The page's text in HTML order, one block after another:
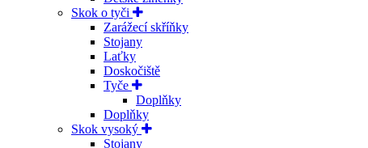
Skok o tyči
Zarážecí skříňky
Stojany
Laťky
Doskočiště
Tyče
Doplňky
Doplňky
Skok vysoký
Stojany